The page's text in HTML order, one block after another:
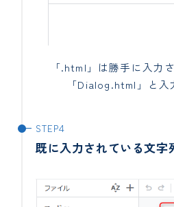
「.html」は勝手に入力
「Dialog.html」と入
既に入力されている文字